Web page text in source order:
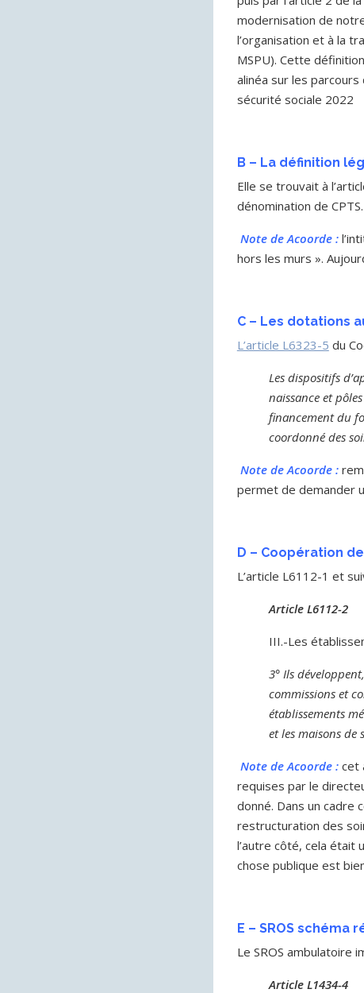
modernisation de
l’organisation et à la
MSPU). Cette
alinéa sur les
sécurité sociale 2022
B – La définition
Elle se trouvait à
dénomination de CPTS.
Note de Acoorde :
hors les murs ».
C – Les dotations
L’article L6323-5 du
Les dispositifs
naissance et
financement du
coordonné des
Note de Acoorde :
permet de demander
D – Coopération
L’article L6112-1 et
Article L6112-2
III.-Les
3° Ils
commissions et
établissements
et les maisons de
Note de Acoorde : cet
requises par le
donné. Dans un cadre
restructuration des
l’autre côté, cela était
chose publique est
E – SROS schéma
Le SROS ambulatoire
Article L1434-4